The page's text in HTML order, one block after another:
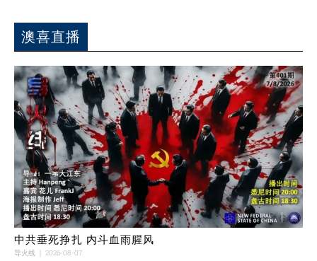
澳喜直播
中共垂死挣扎 内斗血雨腥风
导火线 2026-08-07